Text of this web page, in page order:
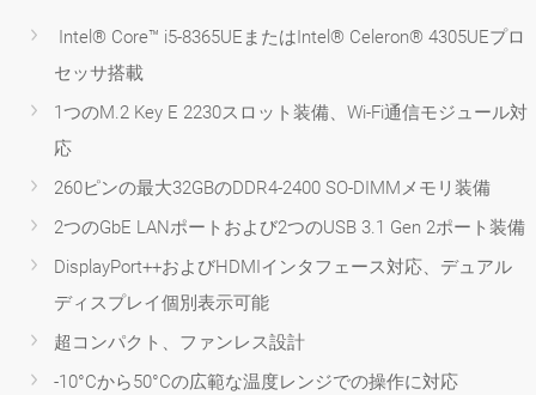
Intel® Core™ i5-8365UEまたはIntel® Celeron® 4305UEプロ
セッサ搭載
1つのM.2 Key E 2230スロット装備、Wi-Fi通信モジュール対
応
260ピンの最大32GBのDDR4-2400 SO-DIMMメモリ装備
2つのGbE LANポートおよび2つのUSB 3.1 Gen 2ポート装備
DisplayPort++およびHDMIインタフェース対応、デュアル
ディスプレイ個別表示可能
超コンパクト、ファンレス設計
-10°Cから50°Cの広範な温度レンジでの操作に対応